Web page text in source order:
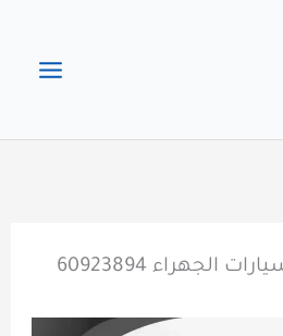
مكتب تعليم قيادة سيارات الجهراء 60923894